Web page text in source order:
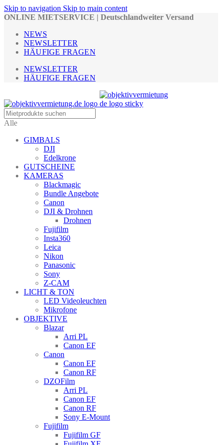
Skip to navigation Skip to main content
ONLINE MIETSERVICE | Deutschlandweiter Versand
NEWS
NEWSLETTER
HÄUFIGE FRAGEN
NEWSLETTER
HÄUFIGE FRAGEN
Alle
GIMBALS
DJI
Edelkrone
GUTSCHEINE
KAMERAS
Blackmagic
Bundle Angebote
Canon
DJI & Drohnen
Drohnen
Fujifilm
Insta360
Leica
Nikon
Panasonic
Sony
Z-CAM
LICHT & TON
LED Videoleuchten
Mikrofone
OBJEKTIVE
Blazar
Arri PL
Canon EF
Canon
Canon EF
Canon RF
DZOFilm
Arri PL
Canon EF
Canon RF
Sony E-Mount
Fujifilm
Fujifilm GF